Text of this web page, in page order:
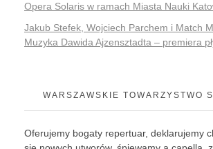
Opera Solaris w ramach Miasta Nauki
Jakub Stefek, Wojciech Parchem i Match
Muzyka Dawida Ajzensztadta – premiera
WARSZAWSKIE TOWARZYSTWO
Oferujemy bogaty repertuar, deklarujemy